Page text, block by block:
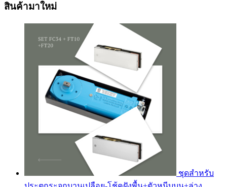
฿4,125.00
สินค้ามาใหม่
ชุดสำหรับ